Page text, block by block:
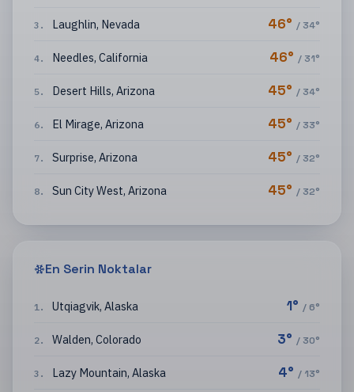
3 . Laughlin, Nevada 46° / 34°
4. Needles, California 46° / 31°
5. Desert Hills, Arizona 45° / 34°
6. El Mirage, Arizona 45° / 33°
7. Surprise, Arizona 45° / 32°
8. Sun City West, Arizona 45° / 32°
En Serin Noktalar
1. Utqiagvik, Alaska 1° /6°
2. Walden, Colorado 3° / 30°
3 . Lazy Mountain, Alaska 4° / 13°